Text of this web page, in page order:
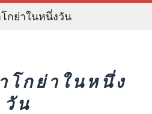
กย่าในหนึ่งวัน
โกย่าในหนึ่ง
วัน